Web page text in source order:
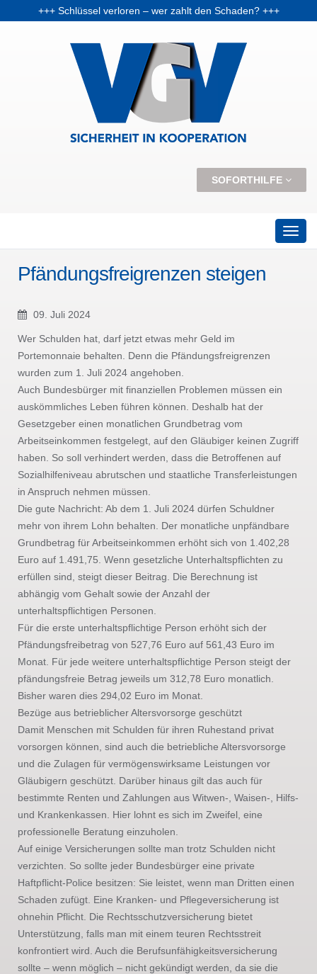
+++ Schlüssel verloren – wer zahlt den Schaden? +++
SOFORTHILFE
Pfändungsfreigrenzen steigen
09. Juli 2024
Wer Schulden hat, darf jetzt etwas mehr Geld im
Portemonnaie behalten. Denn die Pfändungsfreigrenzen
wurden zum 1. Juli 2024 angehoben.
Auch Bundesbürger mit finanziellen Problemen müssen ein
auskömmliches Leben führen können. Deshalb hat der
Gesetzgeber einen monatlichen Grundbetrag vom
Arbeitseinkommen festgelegt, auf den Gläubiger keinen Zugriff
haben. So soll verhindert werden, dass die Betroffenen auf
Sozialhilfeniveau abrutschen und staatliche Transferleistungen
in Anspruch nehmen müssen.
Die gute Nachricht: Ab dem 1. Juli 2024 dürfen Schuldner
mehr von ihrem Lohn behalten. Der monatliche unpfändbare
Grundbetrag für Arbeitseinkommen erhöht sich von 1.402,28
Euro auf 1.491,75. Wenn gesetzliche Unterhaltspflichten zu
erfüllen sind, steigt dieser Beitrag. Die Berechnung ist
abhängig vom Gehalt sowie der Anzahl der
unterhaltspflichtigen Personen.
Für die erste unterhaltspflichtige Person erhöht sich der
Pfändungsfreibetrag von 527,76 Euro auf 561,43 Euro im
Monat. Für jede weitere unterhaltspflichtige Person steigt der
pfändungsfreie Betrag jeweils um 312,78 Euro monatlich.
Bisher waren dies 294,02 Euro im Monat.
Bezüge aus betrieblicher Altersvorsorge geschützt
Damit Menschen mit Schulden für ihren Ruhestand privat
vorsorgen können, sind auch die betriebliche Altersvorsorge
und die Zulagen für vermögenswirksame Leistungen vor
Gläubigern geschützt. Darüber hinaus gilt das auch für
bestimmte Renten und Zahlungen aus Witwen-, Waisen-, Hilfs-
und Krankenkassen. Hier lohnt es sich im Zweifel, eine
professionelle Beratung einzuholen.
Auf einige Versicherungen sollte man trotz Schulden nicht
verzichten. So sollte jeder Bundesbürger eine private
Haftpflicht-Police besitzen: Sie leistet, wenn man Dritten einen
Schaden zufügt. Eine Kranken- und Pflegeversicherung ist
ohnehin Pflicht. Die Rechtsschutzversicherung bietet
Unterstützung, falls man mit einem teuren Rechtsstreit
konfrontiert wird. Auch die Berufsunfähigkeitsversicherung
sollte – wenn möglich – nicht gekündigt werden, da sie die